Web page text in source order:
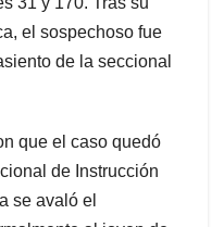
el sospechoso fue
de la seccional
que el caso quedó
de Instrucción
se avaló el